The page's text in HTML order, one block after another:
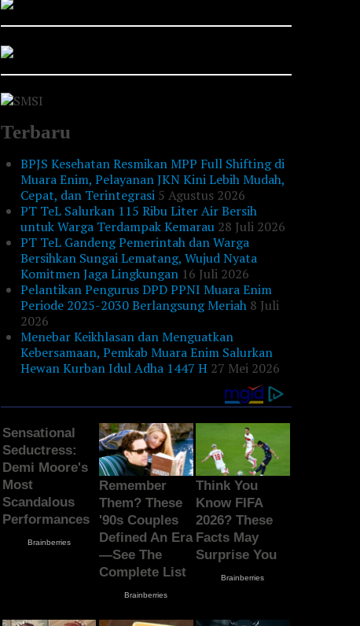
Terbaru
BPJS Kesehatan Resmikan MPP Full Shifting di
Muara Enim, Pelayanan JKN Kini Lebih Mudah,
Cepat, dan Terintegrasi 5 Agustus 2026
PT TeL Salurkan 115 Ribu Liter Air Bersih
untuk Warga Terdampak Kemarau 28 Juli 2026
PT TeL Gandeng Pemerintah dan Warga
Bersihkan Sungai Lematang, Wujud Nyata
Komitmen Jaga Lingkungan 16 Juli 2026
Pelantikan Pengurus DPD PPNI Muara Enim
Periode 2025-2030 Berlangsung Meriah 8 Juli
2026
Menebar Keikhlasan dan Menguatkan
Kebersamaan, Pemkab Muara Enim Salurkan
Hewan Kurban Idul Adha 1447 H 27 Mei 2026